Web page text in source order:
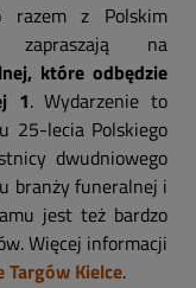
razem z Polskim
zapraszają na
które odbędzie
1. Wydarzenie to
25-lecia Polskiego
dwudniowego
branży funeralnej i
jest też bardzo
Więcej informacji
Targów Kielce.